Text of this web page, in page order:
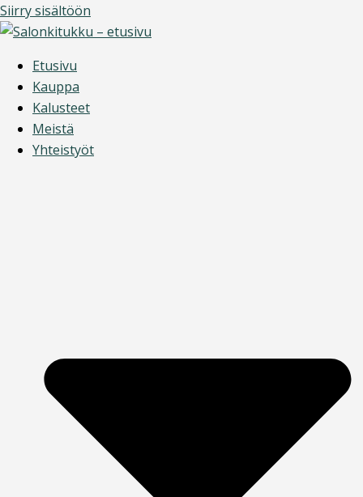
Siirry sisältöön
Etusivu
Kauppa
Kalusteet
Meistä
Yhteistyöt